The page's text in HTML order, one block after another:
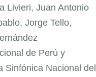
Livieri, Juan Antonio
Jorge Tello,
de Perú y
Sinfónica Nacional del